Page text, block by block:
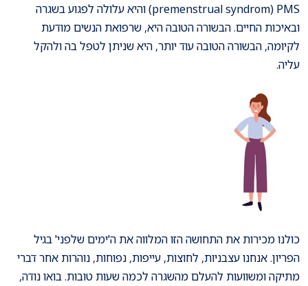
premenstrual syndrom) PMS) והיא עלולה לפגוע בשגרה
ובאיכות החיים. הבשורה הטובה היא, שרפואת הנשים מודעת
לקיומה, הבשורה הטובה עוד יותר, היא שניתן לטפל בה ולהקל
עליה.
כולנו מכירות את התחושה הזו המלווה את ה'ימים שלפני' בגיל
הפריון. אנחנו עצבניות, לחוצות, עייפות, נפוחות, נוהרות אחר דברי
מתיקה ומשוועות להעלם מהשגרה לכמה שעות טובות. בואו נודה,